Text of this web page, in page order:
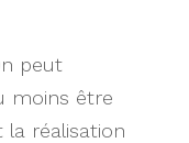
peut
moins être
réalisation